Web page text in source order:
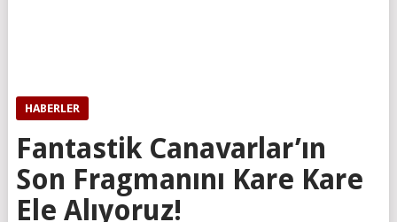
HABERLER
Fantastik Canavarlar’ın
Son Fragmanını Kare Kare
Ele Alıyoruz!